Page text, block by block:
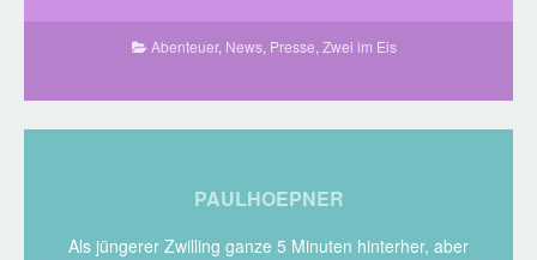
Abenteuer, News, Presse, Zwei im Eis
PAULHOEPNER
Als jüngerer Zwilling ganze 5 Minuten hinterher, aber